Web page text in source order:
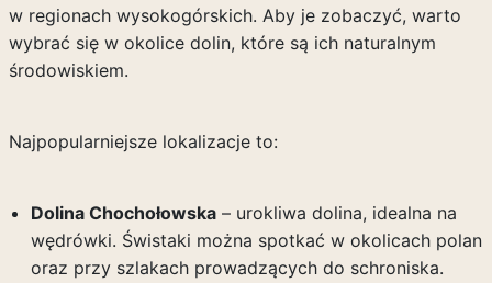
w regionach wysokogórskich. Aby je zobaczyć, warto
wybrać się w okolice dolin, które są ich naturalnym
środowiskiem.
Najpopularniejsze lokalizacje to:
Dolina Chochołowska– urokliwa dolina, idealna na
wędrówki. Świstaki można spotkać w okolicach polan
oraz przy szlakach prowadzących do schroniska.